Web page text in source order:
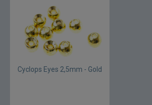
Gäddgapet
Cyclops Eyes 2,5mm - Gold